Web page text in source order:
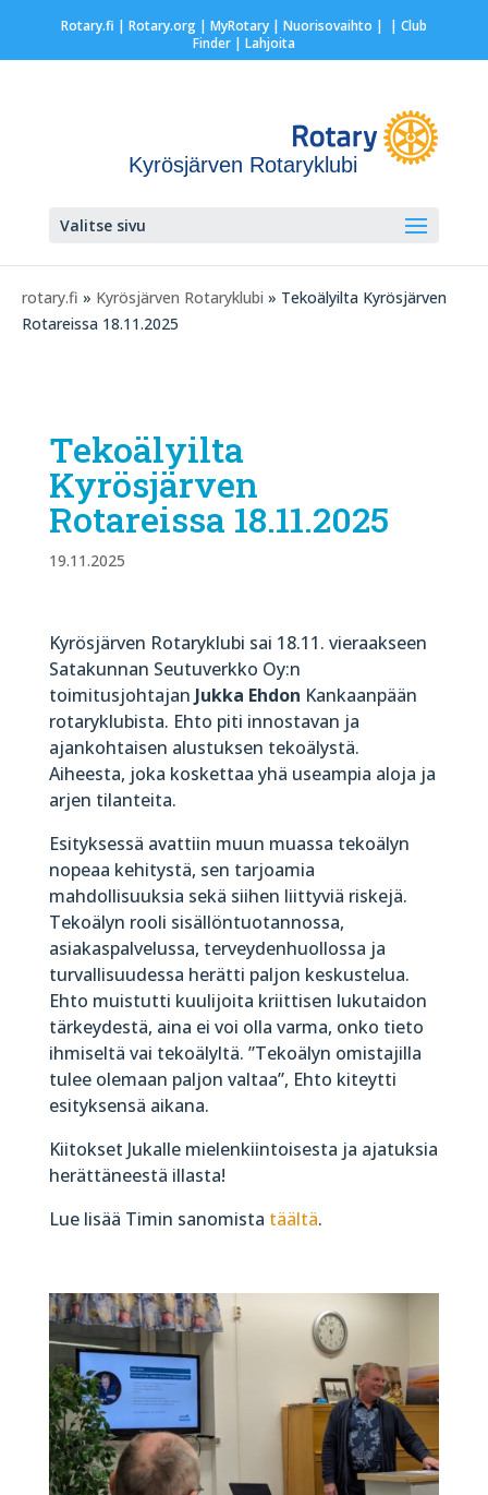
Rotary.fi | Rotary.org| MyRotary | Nuorisovaihto | | Club
Finder| Lahjoita
Kyrösjärven Rotaryklubi
Valitse sivu
rotary.fi » Kyrösjärven Rotaryklubi » Tekoälyilta Kyrösjärven
Rotareissa 18.11.2025
Tekoälyilta
Kyrösjärven
Rotareissa 18.11.2025
19.11.2025
Kyrösjärven Rotaryklubi sai 18.11. vieraakseen
Satakunnan Seutuverkko Oy:n
toimitusjohtajan Jukka Ehdon Kankaanpään
rotaryklubista. Ehto piti innostavan ja
ajankohtaisen alustuksen tekoälystä.
Aiheesta, joka koskettaa yhä useampia aloja ja
arjen tilanteita.
Esityksessä avattiin muun muassa tekoälyn
nopeaa kehitystä, sen tarjoamia
mahdollisuuksia sekä siihen liittyviä riskejä.
Tekoälyn rooli sisällöntuotannossa,
asiakaspalvelussa, terveydenhuollossa ja
turvallisuudessa herätti paljon keskustelua.
Ehto muistutti kuulijoita kriittisen lukutaidon
tärkeydestä, aina ei voi olla varma, onko tieto
ihmiseltä vai tekoälyltä. ”Tekoälyn omistajilla
tulee olemaan paljon valtaa”, Ehto kiteytti
esityksensä aikana.
Kiitokset Jukalle mielenkiintoisesta ja ajatuksia
herättäneestä illasta!
Lue lisää Timin sanomista täältä.